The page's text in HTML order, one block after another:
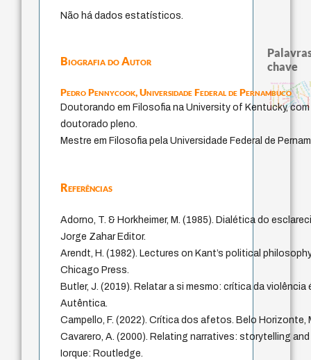
Não há dados estatísticos.
Biografia do Autor
Pedro Pennycook,Universidade Federal de Pernambuco
Doutorando em Filosofia na University of Kentucky,
doutorado pleno.
Mestre em Filosofia pela Universidade Federal de
Referências
Adorno, T. & Horkheimer, M. (1985). Dialética do
Jorge Zahar Editor.
Arendt, H. (1982). Lectures on Kant’s political
Chicago Press.
Butler, J. (2019). Relatar a si mesmo: crítica da
Autêntica.
Campello, F. (2022). Crítica dos afetos. Belo Horizonte,
Cavarero, A. (2000). Relating narratives: storytelling
Iorque: Routledge.
chave
fundamentalismo jacobi
protágoras
experiência temporal
metafísica do tempo
género
idade
intolerância
history of philosophy homem-medida
filosofias indígenas
filosofia brasileira j.c.m. neto
palavra
perdón
leyes violencia
guayaquil
logos lei
desejo
bataille